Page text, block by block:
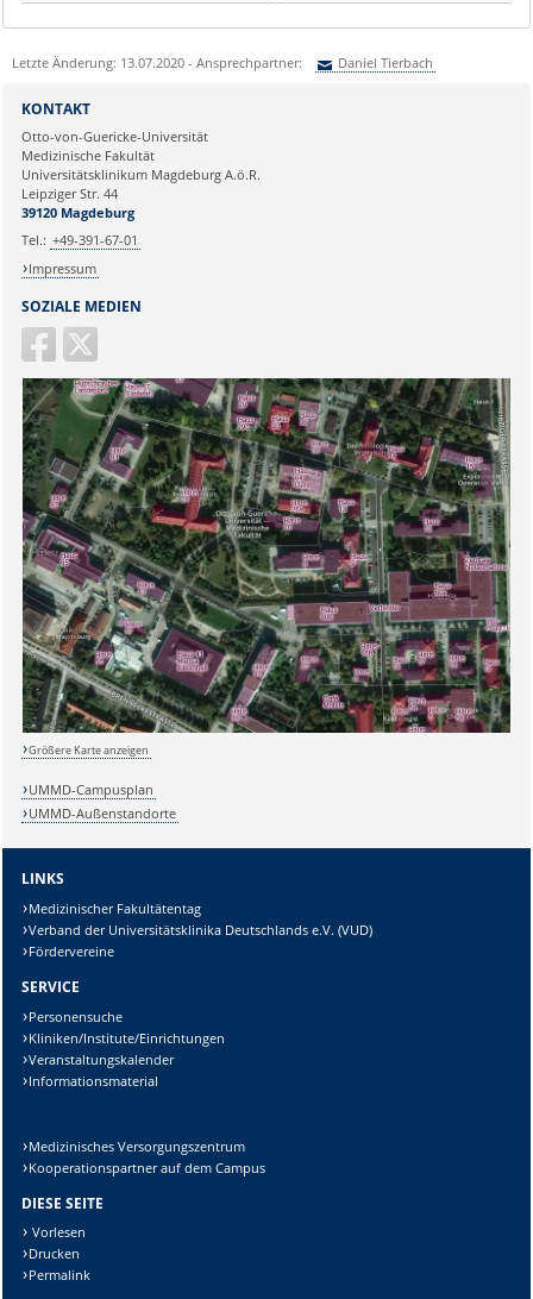
Letzte Änderung: 13.07.2020 - Ansprechpartner: Daniel Tierbach
Ihre E-Mailadresse:
Ihr Anliegen:
SOZIALE MEDIEN
KONTAKT
Otto-von-Guericke-Universität
Medizinische Fakultät
Universitätsklinikum Magdeburg A.ö.R.
Leipziger Str. 44
39120 Magdeburg
Tel.: +49-391-67-01
Impressum
Größere Karte anzeigen
UMMD-Campusplan
UMMD-Außenstandorte
LINKS
Medizinischer Fakultätentag
Verband der Universitätsklinika Deutschlands e.V. (VUD)
Fördervereine
SERVICE
Personensuche
Kliniken/Institute/Einrichtungen
Veranstaltungskalender
Informationsmaterial
Medizinisches Versorgungszentrum
Kooperationspartner auf dem Campus
DIESE SEITE
Vorlesen
Drucken
Permalink